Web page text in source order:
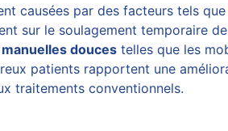
causées par des facteurs tels
sur le soulagement temporaire
douces telles que les
patients rapportent une
traitements conventionnels.